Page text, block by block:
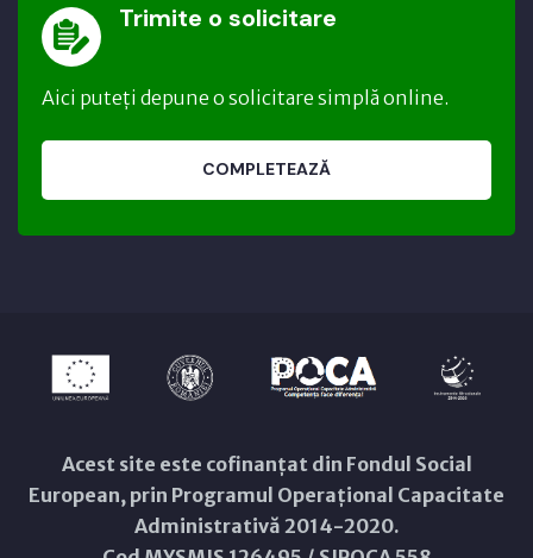
Trimite o solicitare
Aici puteți depune o solicitare simplă online.
COMPLETEAZĂ
Acest site este cofinanțat din Fondul Social
European, prin Programul Operațional Capacitate
Administrativă 2014-2020.